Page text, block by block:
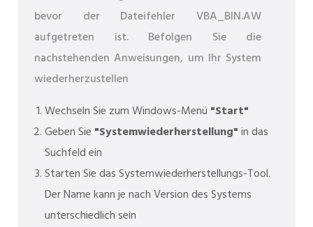
bevor der Dateifehler VBA_BIN.AW
aufgetreten ist. Befolgen Sie die
nachstehenden Anweisungen, um Ihr System
wiederherzustellen
Wechseln Sie zum Windows-Menü "Start"
Geben Sie "Systemwiederherstellung"in das
Suchfeld ein
Starten Sie das Systemwiederherstellungs-Tool.
Der Name kann je nach Version des Systems
unterschiedlich sein